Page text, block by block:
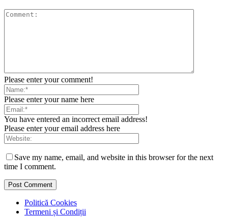
Please enter your comment!
Please enter your name here
You have entered an incorrect email address!
Please enter your email address here
Save my name, email, and website in this browser for the next
time I comment.
Politică Cookies
Termeni și Condiții